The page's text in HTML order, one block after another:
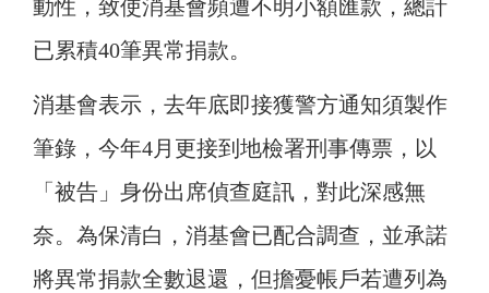
動性，致使消基會頻遭不明小額匯款，總計
已累積40筆異常捐款。
消基會表示，去年底即接獲警方通知須製作
筆錄，今年4月更接到地檢署刑事傳票，以
「被告」身份出席偵查庭訊，對此深感無
奈。為保清白，消基會已配合調查，並承諾
將異常捐款全數退還，但擔憂帳戶若遭列為